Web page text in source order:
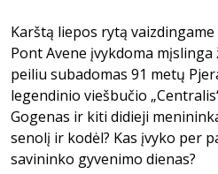
Karštą liepos rytą
Pont Avene įvykdoma
peiliu subadomas 91 metų
legendinio viešbučio
Gogenas ir kiti didieji
senolį ir kodėl? Kas įvyko per
savininko gyvenimo dienas?